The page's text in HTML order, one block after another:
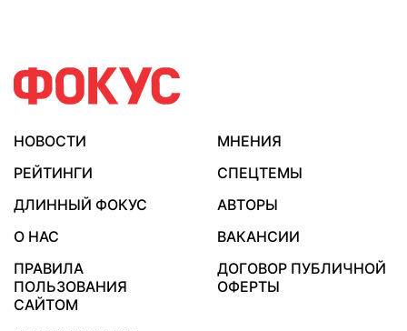
НОВОСТИ
МНЕНИЯ
РЕЙТИНГИ
СПЕЦТЕМЫ
ДЛИННЫЙ ФОКУС
АВТОРЫ
О НАС
ВАКАНСИИ
ПРАВИЛА
ПОЛЬЗОВАНИЯ
САЙТОМ
ДОГОВОР ПУБЛИЧНОЙ
ОФЕРТЫ